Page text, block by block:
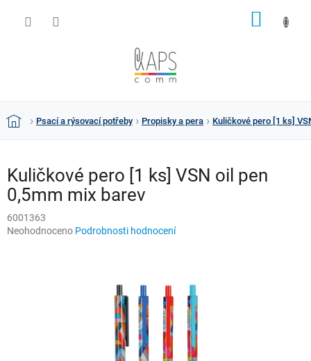
DomůPsací a rýsovací potřeby Propisky a pera Kuličkové pero [1 ks]
Kuličkové pero [1 ks] VSN oil pen
0,5mm mix barev
6001363
Průměrné
Neohodnoceno Podrobnosti hodnocení